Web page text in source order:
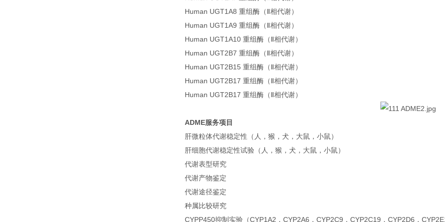
Human UGT1A8 重组酶（Ⅱ相代谢）
Human UGT1A9 重组酶（Ⅱ相代谢）
Human UGT1A10 重组酶（Ⅱ相代谢）
Human UGT2B7 重组酶（Ⅱ相代谢）
Human UGT2B15 重组酶（Ⅱ相代谢）
Human UGT2B17 重组酶（Ⅱ相代谢）
Human UGT2B17 重组酶（Ⅱ相代谢）
ADME服务项目
肝微粒体代谢稳定性（人，猴，犬，大鼠，小鼠）
肝细胞代谢稳定性试验（人，猴，犬，大鼠，小鼠）
代谢表型研究
代谢产物鉴定
代谢途径鉴定
种属比较研究
CYPP450抑制实验（CYP1A2，CYP2A6，CYP2C9，CYP2C19，CYP2D6，